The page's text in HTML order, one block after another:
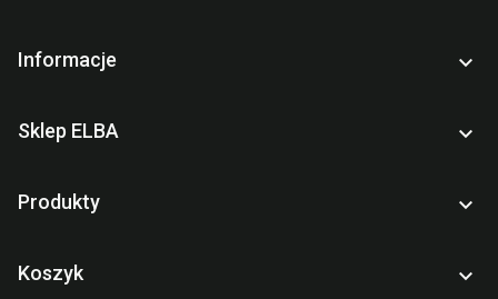
Informacje 
Sklep ELBA 
Produkty 
Koszyk 